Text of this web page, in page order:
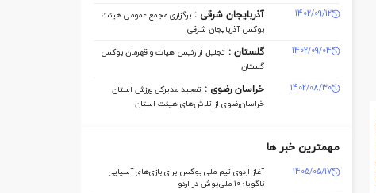
1402/09/12
آذربایجان شرقی :برگزاری مجمع عمومی هیئت
بوکس آذربایجان شرقی
1402/09/04
گلستان :تجلیل از رئیس هیات و قهرمان بوکس
گلستان
1402/08/30
خراسان رضوی :تمجید مدیرکل ورزش استان
خراسان‌رضوی از تلاش‌های هیئت استان
مهمترین خبر ها
1405/05/17
آغاز اردوی تیم ملی بوکس برای بازی‌های آسیایی
ناگویا؛ ۱۰ ملی‌پوش در اردو